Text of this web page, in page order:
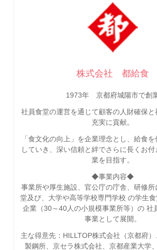
株式会社 都給食
1973年 京都府城陽市で創
社員食堂の運営を通じて顧客の人財確保
充実に貢献。
「食文化の向上」を企業理念とし、給食
していき、深い信頼と絆でさらに長くお
業を目指す。
◆事業内容◆
事業所や厚生施設、官公庁の庁舎、研修所
堂及び、大学や高等学校専門学校 の学生
企業（30～40人の小規模事業所等）の 社
事業として展開。
主な得意先：HILLTOP株式会社（京都府
製鋼所、京セラ株式会社、京都産業大学